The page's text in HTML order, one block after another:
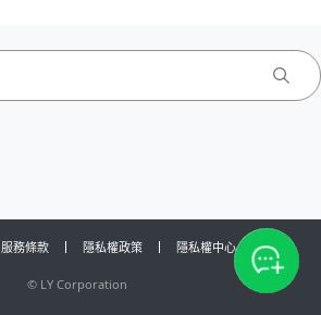
服務條款 隱私權政策 隱私權中心
© LY Corporation